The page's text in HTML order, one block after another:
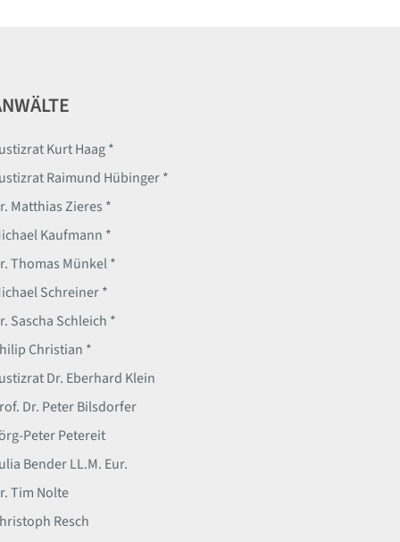
Kurt Haag *
Raimund Hübinger *
Matthias Zieres *
Kaufmann *
Thomas Münkel *
Schreiner *
Sascha Schleich *
Christian *
Dr. Eberhard Klein
Dr. Peter Bilsdorfer
Peter Petereit
Bender LL.M. Eur.
Tim Nolte
Resch